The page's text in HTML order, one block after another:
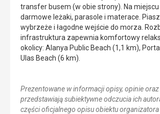
transfer busem (w obie strony). Na
darmowe leżaki, parasole i materace.
wybrzeże i łagodne wejście do morza.
infrastruktura zapewnia komfortowy
okolicy: Alanya Public Beach (1,1 km),
Ulas Beach (6 km).
Prezentowane w informacji opisy, opinie
przedstawiają subiektywne odczucia ich
części oficjalnego opisu obiektu organizatora